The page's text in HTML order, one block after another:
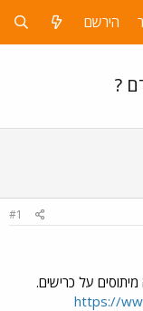
הירשם
?
#1
מיתוסים על כרישים.
https://